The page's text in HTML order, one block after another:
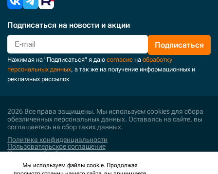
Подписаться на новости и акции
Подписаться
Нажимая на "Подписаться" я даю согласие на обработку
персональных данных, а так же на получение информационных и
рекламных рассылок
2026 Все права защищены. Мы используем cookies для сбора
обезличенных персональных данных. Оставаясь на сайте, вы
соглашаетесь на сбор таких данных.
Политика конфиденциальности
Пользовательское соглашение
Политика обработки персональных данных
Мы используем файлы cookie. Продолжая